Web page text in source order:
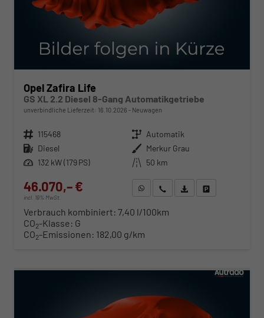
Opel Zafira Life
GS XL 2.2 Diesel 8-Gang Automatikgetriebe
unverbindliche Lieferzeit: 16.10.2026 Neuwagen
Fahrzeugnr. 115468 Getriebe Automatik
Kraftstoff Diesel Außenfarbe Merkur Grau
Leistung 132 kW (179 PS) Kilometerstand 50 km
46.070,– €
incl. 19% MwSt.
WhatsApp anfragen
Wir rufen Sie anFahrzeugexposé (PDF)
Verbrauch kombiniert: 7,40 l/100km
CO2-Klasse: G
CO2-Emissionen: 182,00 g/km